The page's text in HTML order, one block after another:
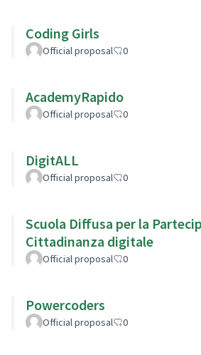
Coding Girls
Official proposal 0
AcademyRapido
Official proposal 0
DigitALL
Official proposal 0
Scuola Diffusa per la
Cittadinanza digitale
Official proposal 0
Powercoders
Official proposal 0